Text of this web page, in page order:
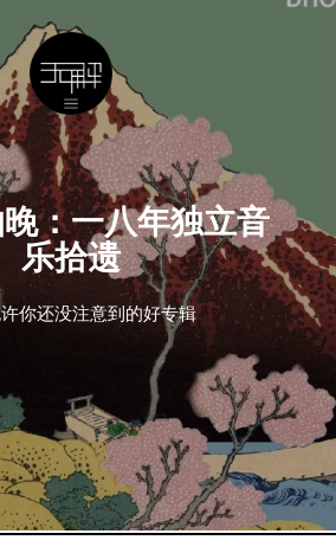
：一八年独立音
乐拾遗
你还没注意到的好专辑